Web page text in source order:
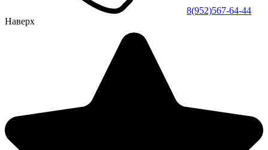
8(952)567-64-44
Наверх